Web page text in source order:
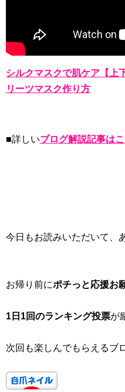
シルクマスクで肌ケア【上
リーツマスク作り方
■詳しいブログ解説記事は
今日もお読みいただいて、
お帰り前にポチっと応援お
1日1回のランキング投票が
次回も楽しんでもらえるブ